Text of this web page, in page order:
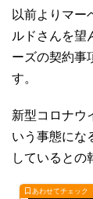
以前よりマー
ルドさんを望
ーズの契約事
す。
新型コロナウ
いう事態にな
しているとの